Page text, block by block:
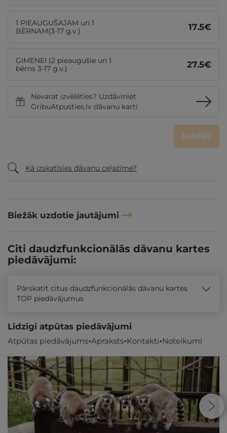
1 PIEAUGUŠAJAM un 1
BĒRNAM(3-17 g.v.)
17.5€
ĢIMENEI (2 pieaugušie un 1
bērns 3-17 g.v.)
27.5€
Nevarat izvēlēties? Uzdāviniet
GribuAtpusties.lv dāvanu karti
MAINĪT
Kā izskatīsies dāvanu ceļazīme?
Biežāk uzdotie jautājumi
Atpūtas piedāvājums Apraksts Kontakti Noteikumi
Citi daudzfunkcionālās dāvanu kartes
piedāvājumi:
Pārskatīt citus daudzfunkcionālās dāvanu kartes
TOP piedāvājumus
Līdzīgi atpūtas piedāvājumi